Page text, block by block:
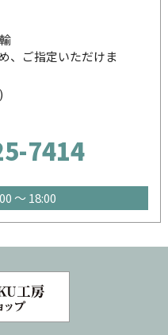
、ご指定いただけま
7414
～ 18:00